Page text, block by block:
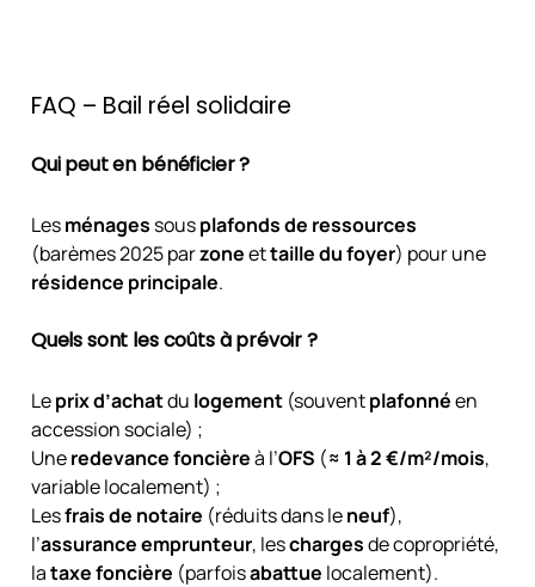
FAQ – Bail réel solidaire
Qui peuten bénéficier ?
Lesménages sousplafonds de ressources
(barèmes 2025 parzoneettaille du foyer) pour une
résidence principale.
Quels sont lescoûtsà prévoir ?
Leprix d’achatdu logement(souventplafonnéen
accession sociale) ;
Uneredevance foncièreà l’OFS (≈ 1 à 2 €/m²/mois,
variable localement) ;
Lesfrais de notaire (réduits dans leneuf),
l’assurance emprunteur, leschargesde copropriété,
lataxe foncière (parfoisabattue localement).